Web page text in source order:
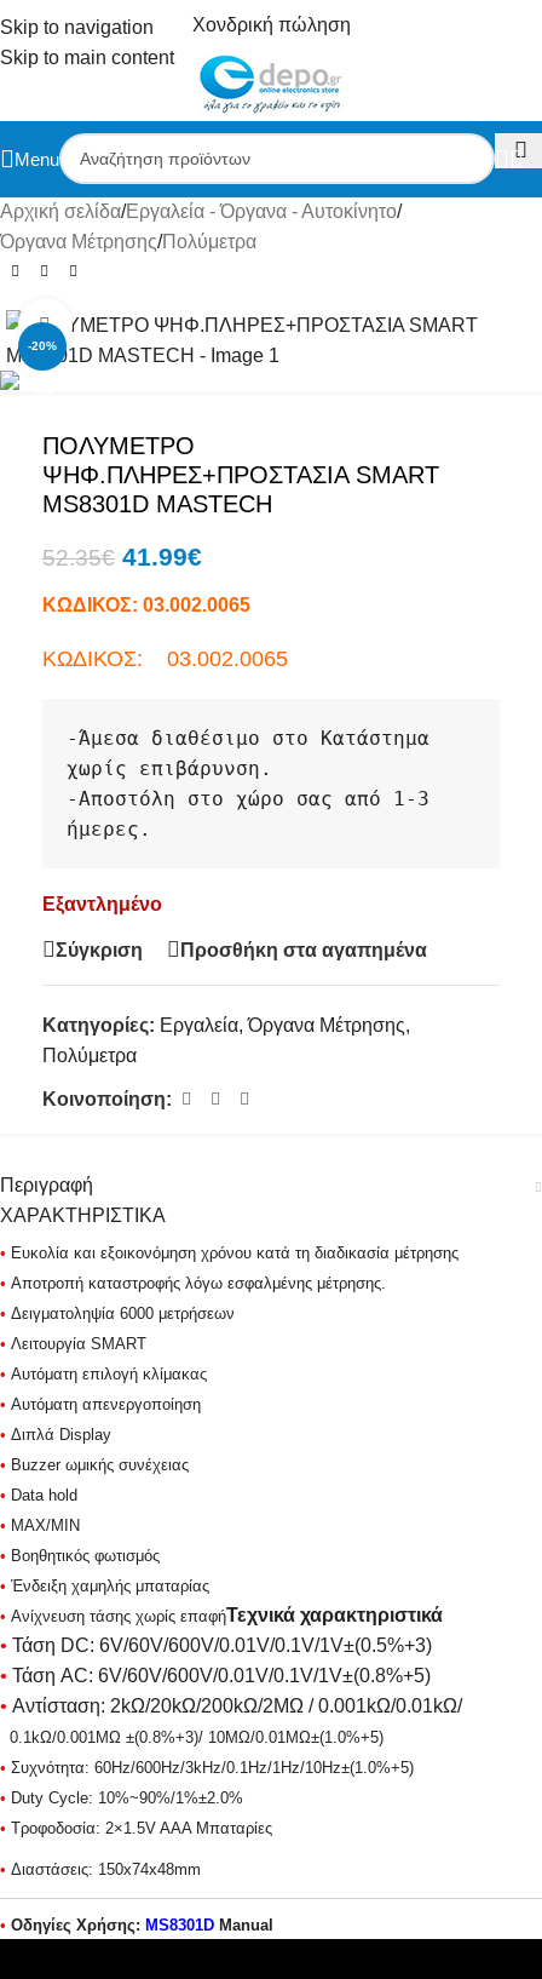
Skip to navigation
Skip to main content
Χονδρική πώληση
Menu
Αρχική σελίδα/Εργαλεία - Όργανα - Αυτοκίνητο/
Όργανα Μέτρησης/Πολύμετρα
-20%
Click to enlarge
ΠΟΛΥΜΕΤΡΟ
ΨΗΦ.ΠΛΗΡΕΣ+ΠΡΟΣΤΑΣΙΑ SMART
MS8301D MASTECH
52.35€ 41.99€
ΚΩΔΙΚΟΣ: 03.002.0065
ΚΩΔΙΚΟΣ: 03.002.0065
-Άμεσα διαθέσιμο στο Κατάστημα
χωρίς επιβάρυνση.
-Αποστόλη στο χώρο σας από 1-3
ήμερες.
Εξαντλημένο
Σύγκριση Προσθήκη στα αγαπημένα
Κατηγορίες: Εργαλεία, Όργανα Μέτρησης,
Πολύμετρα
Κοινοποίηση:
Περιγραφή
ΧΑΡΑΚΤΗΡΙΣΤΙΚΑ
• Ευκολία και εξοικονόμηση χρόνου κατά τη διαδικασία μέτρησης
• Αποτροπή καταστροφής λόγω εσφαλμένης μέτρησης.
• Δειγματοληψία 6000 μετρήσεων
• Λειτουργία SMART
• Αυτόματη επιλογή κλίμακας
• Αυτόματη απενεργοποίηση
• Διπλά Display
• Buzzer ωμικής συνέχειας
• Data hold
• MAX/MIN
• Βοηθητικός φωτισμός
• Ένδειξη χαμηλής μπαταρίας
• Ανίχνευση τάσης χωρίς επαφήΤεχνικά χαρακτηριστικά
• Τάση DC: 6V/60V/600V/0.01V/0.1V/1V±(0.5%+3)
• Τάση AC: 6V/60V/600V/0.01V/0.1V/1V±(0.8%+5)
• Αντίσταση: 2kΩ/20kΩ/200kΩ/2MΩ / 0.001kΩ/0.01kΩ/
0.1kΩ/0.001MΩ ±(0.8%+3)/ 10MΩ/0.01MΩ±(1.0%+5)
• Συχνότητα: 60Hz/600Hz/3kHz/0.1Hz/1Hz/10Hz±(1.0%+5)
• Duty Cycle: 10%~90%/1%±2.0%
• Τροφοδοσία: 2×1.5V AAA Μπαταρίες
• Διαστάσεις: 150x74x48mm
• Οδηγίες Χρήσης: MS8301D Manual